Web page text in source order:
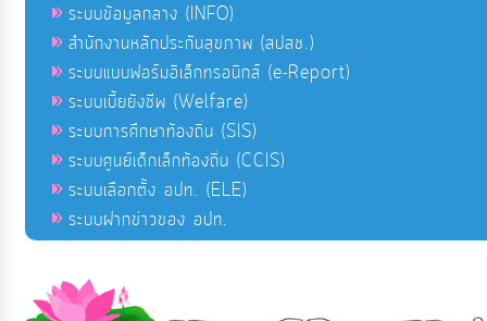
ระบบข้อมูลกลาง (INFO)
สำนักงานหลักประกันสุขภาพ (สปสช.)
ระบบแบบฟอร์มอิเล็กทรอนิกส์ (e-Report)
ระบบเบี้ยยังชีพ (Welfare)
ระบบการศึกษาท้องถิ่น (SIS)
ระบบศูนย์เด็กเล็กท้องถิ่น (CCIS)
ระบบเลือกตั้ง อปท. (ELE)
ระบบฝากข่าวของ อปท.